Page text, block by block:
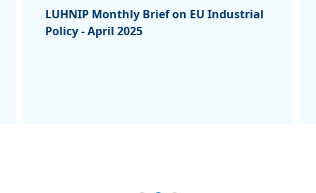
LUHNIP Monthly Brief on EU Industrial
Policy - April 2025